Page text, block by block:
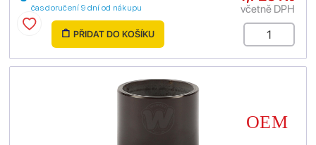
čas doručení 9 dní od nákupu
včetně DPH
PŘIDAT DO KOŠÍKU